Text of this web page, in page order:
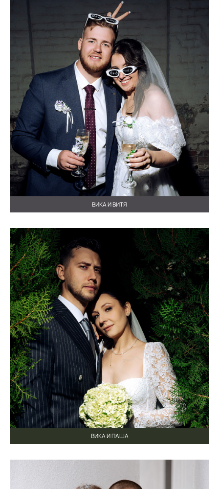
ВИКА И ВИТЯ
ВИКА И ПАША